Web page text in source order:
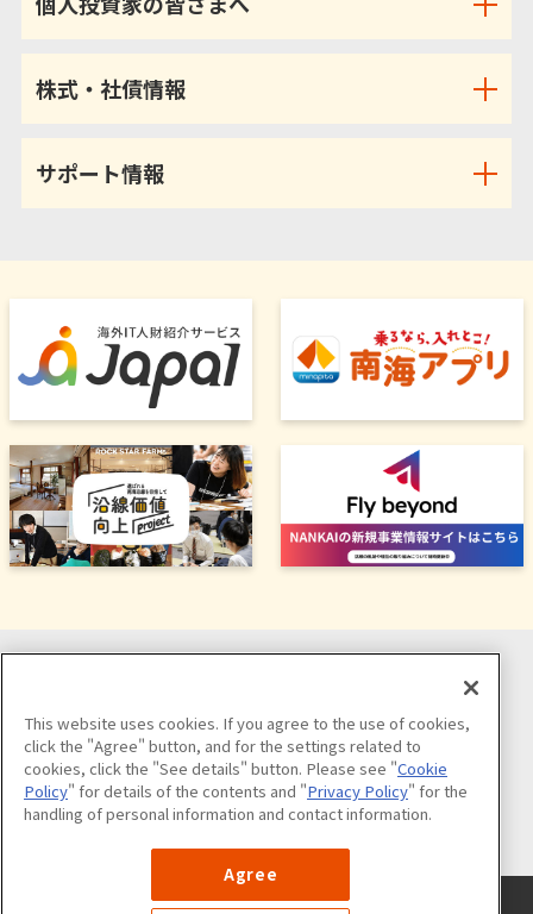
株式・社債情報
サポート情報
公式アカウント一覧
サイトのご利用について プライバシーポリシー
This website uses cookies. If you agree to the use of cookies,
click the "Agree" button, and for the settings related to
cookies, click the "See details" button. Please see "Cookie
Policy" for details of the contents and "Privacy Policy" for the
handling of personal information and contact information.
Agree